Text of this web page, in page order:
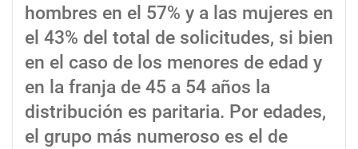
hombres en el 57% y a las mujeres en
el 43% del total de solicitudes, si bien
en el caso de los menores de edad y
en la franja de 45 a 54 años la
distribución es paritaria. Por edades,
el grupo más numeroso es el de